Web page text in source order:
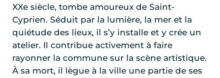
XXe siècle, tombe amoureux de Saint-
Cyprien. Séduit par la lumière, la mer et la
quiétude des lieux, il s’y installe et y crée un
atelier. Il contribue activement à faire
rayonner la commune sur la scène artistique.
À sa mort, il lègue à la ville une partie de ses